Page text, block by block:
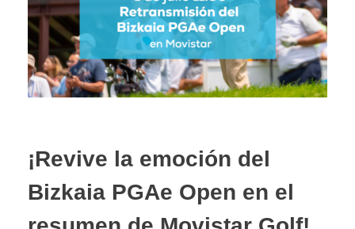
¡Revive la emoción del
Bizkaia PGAe Open en el